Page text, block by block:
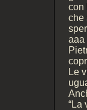
con
che
aaa
Le
“La